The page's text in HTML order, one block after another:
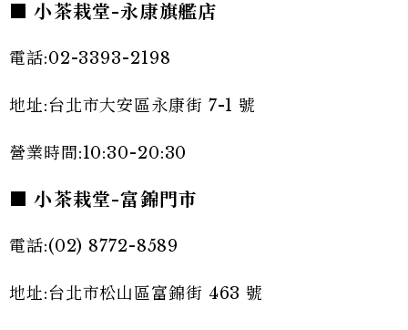
■ 小茶栽堂-永康旗艦店
電話:02-3393-2198
地址:台北市大安區永康街 7-1 號
營業時間:10:30-20:30
■ 小茶栽堂-富錦門市
電話:(02) 8772-8589
地址:台北市松山區富錦街 463 號